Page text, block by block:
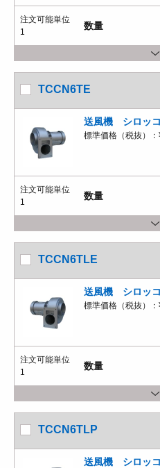
注文可能単位
1
数量
TCCN6TE
送風機 シロッ
標準価格（税抜）：
注文可能単位
1
数量
TCCN6TLE
送風機 シロッ
標準価格（税抜）：
注文可能単位
1
数量
TCCN6TLP
送風機 シロッ